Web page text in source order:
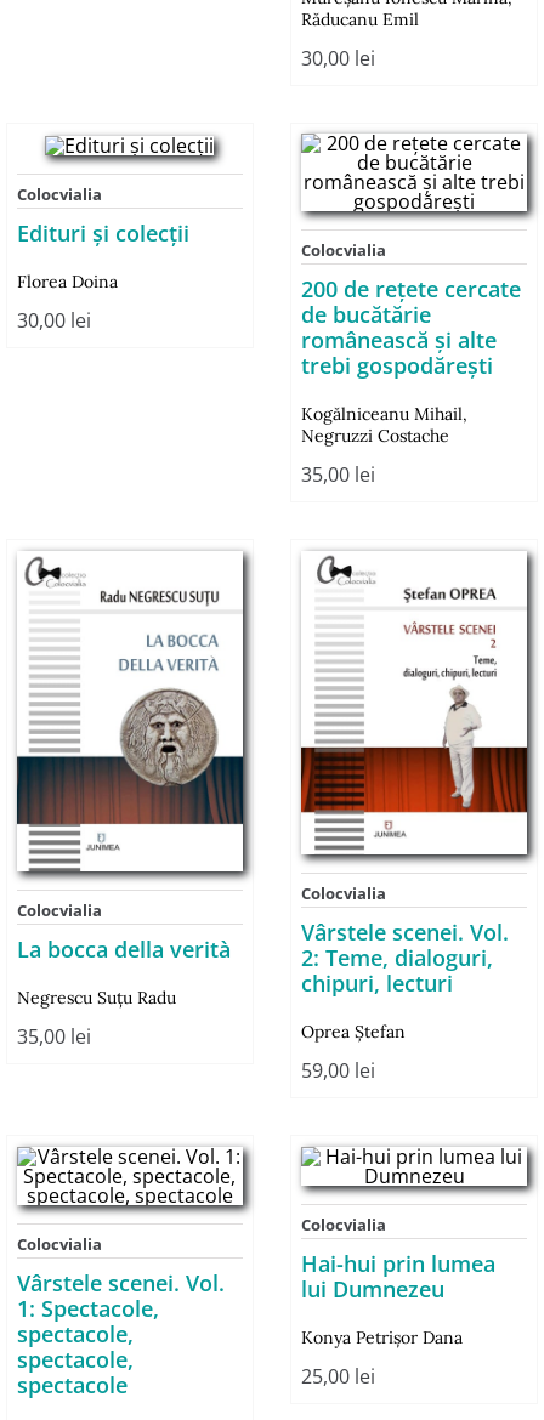
Răducanu Emil
30,00 lei
Colocvialia
Edituri și colecții
Florea Doina
30,00 lei
Colocvialia
200 de rețete cercate
de bucătărie
românească și alte
trebi gospodărești
Kogălniceanu Mihail,
Negruzzi Costache
35,00 lei
Colocvialia
La bocca della verità
Negrescu Suţu Radu
35,00 lei
Colocvialia
Vârstele scenei. Vol.
2: Teme, dialoguri,
chipuri, lecturi
Oprea Ștefan
59,00 lei
Colocvialia
Vârstele scenei. Vol.
1: Spectacole,
spectacole,
spectacole,
spectacole
Colocvialia
Hai-hui prin lumea
lui Dumnezeu
Konya Petrişor Dana
25,00 lei